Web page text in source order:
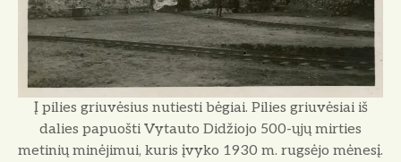
Į pilies griuvėsius nutiesti bėgiai. Pilies griuvėsiai iš
dalies papuošti Vytauto Didžiojo 500-ųjų mirties
metinių minėjimui, kuris įvyko 1930 m. rugsėjo mėnesį.